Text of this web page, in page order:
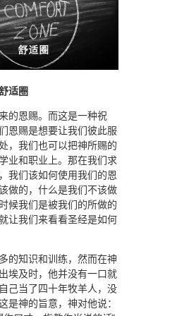
适圈
的恩赐。而这是一种祝
恩赐是想要让我们彼此服
，我们也可以把神所赐的
业和职业上。那在我们求
我们该如何使用我们的恩
做的，什么是我们不该做
候我们是被我们的所做的
让我们来看看圣经是如何
的知识和训练，然而在神
埃及时，他并没有一口就
己当了四十年牧羊人，没
是神的旨意，神对他说：